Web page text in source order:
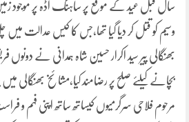
سال قبل عید کے موقع پر ساہنگ اڈہ پر موجود
وسیم کو قتل کر دیا گیا تھا،جس کا کیس عدالت میں
بھنگالی پیر سید اکرار حسین شاہ ہمدانی نے
بچانے کیلئے صلح پر رضامند کیا،مشائخ بھنگالی میں
مرحوم فلاحی سرگرمیوں کیساتھ ساتھ اپنی فہم و